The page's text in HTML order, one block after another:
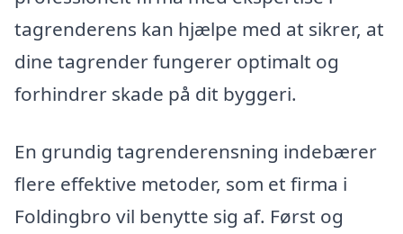
tagrenderens kan hjælpe med at sikrer, at
dine tagrender fungerer optimalt og
forhindrer skade på dit byggeri.
En grundig tagrenderensning indebærer
flere effektive metoder, som et firma i
Foldingbro vil benytte sig af. Først og